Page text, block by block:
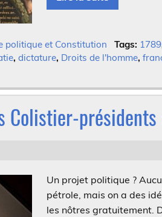
politique et Constitution Tags: 1789
,dictature, Droits de l'homme,
Colistier-
Un projet politique ?
pétrole, mais on a des
les nôtres gratuitement.